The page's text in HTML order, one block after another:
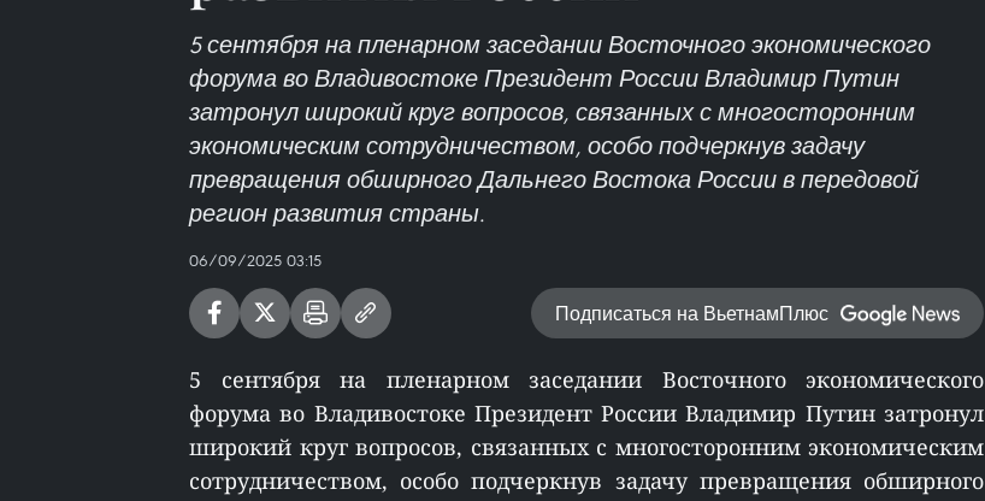
5 сентября на пленарном заседании Восточного экономического
форума во Владивостоке Президент России Владимир Путин
затронул широкий круг вопросов, связанных с многосторонним
экономическим сотрудничеством, особо подчеркнув задачу
превращения обширного Дальнего Востока России в передовой
регион развития страны.
06/09/2025 03:15
Подписаться на ВьетнамПлюс
5 сентября на пленарном заседании Восточного экономического
форума во Владивостоке Президент России Владимир Путин затронул
широкий круг вопросов, связанных с многосторонним экономическим
сотрудничеством, особо подчеркнув задачу превращения обширного